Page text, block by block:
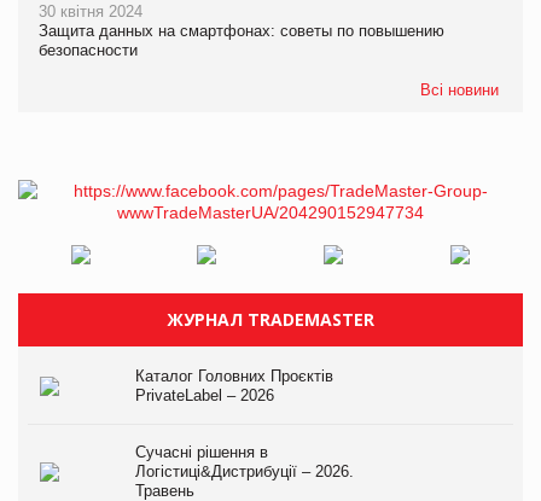
30 квітня 2024
Защита данных на смартфонах: советы по повышению
безопасности
Всі новини
ЖУРНАЛ TRADEMASTER
Каталог Головних Проєктів
PrivateLabel – 2026
Сучасні рішення в
Логістиці&Дистрибуції – 2026.
Травень